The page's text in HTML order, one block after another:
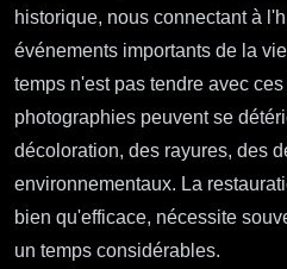
historique, nous connectant à
événements importants de la
temps n'est pas tendre avec
photographies peuvent se
décoloration, des rayures, des
environnementaux. La
bien qu'efficace, nécessite
un temps considérables.